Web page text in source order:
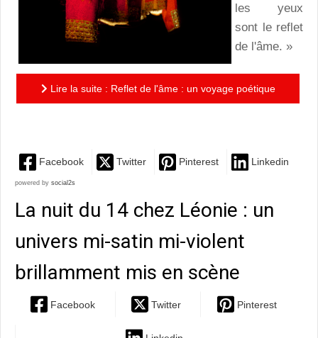
les yeux
sont le reflet
de l'âme. »
Lire la suite : Reflet de l'âme : un voyage poétique
Facebook Twitter Pinterest Linkedin
powered by social2s
La nuit du 14 chez Léonie : un
univers mi-satin mi-violent
brillamment mis en scène
Facebook Twitter Pinterest